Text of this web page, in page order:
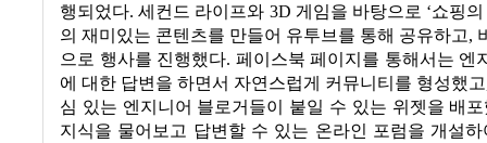
행되었다. 세컨드 라이프와 3D 게임을 바탕으로 ‘쇼핑
의 재미있는 콘텐츠를 만들어 유투브를 통해 공유하고,
으로 행사를 진행했다. 페이스북 페이지를 통해서는 엔
에 대한 답변을 하면서 자연스럽게 커뮤니티를 형성했
심 있는 엔지니어 블로거들이 붙일 수 있는 위젯을 배
지식을 물어보고 답변할 수 있는 온라인 포럼을 개설